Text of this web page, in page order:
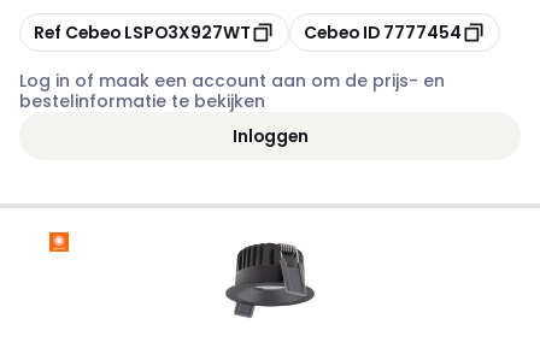
Kopiëren
Ref Cebeo LSPO3X927WT Kopiëren
Cebeo ID 7777454
Log in of maak een account aan om de prijs- en
bestelinformatie te bekijken
Inloggen